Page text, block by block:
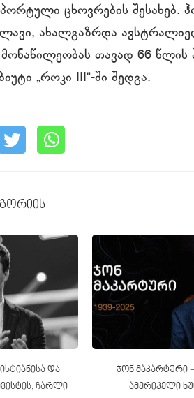
ცხოვრების შესახებ.
ახალგაზრდა
მონაწილეობას თავად 66 წლის
„როკი III“-ში შედგა.
და
ჩარლი
ჯონ მაკარტური
ამერიკელი